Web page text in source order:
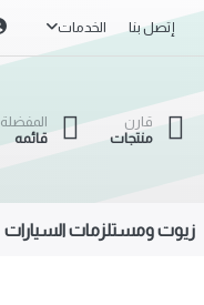
إتصل بنا الخدمات
قارن
منتجات
المفضلة
قائمه
زيوت ومستلزمات السيارات